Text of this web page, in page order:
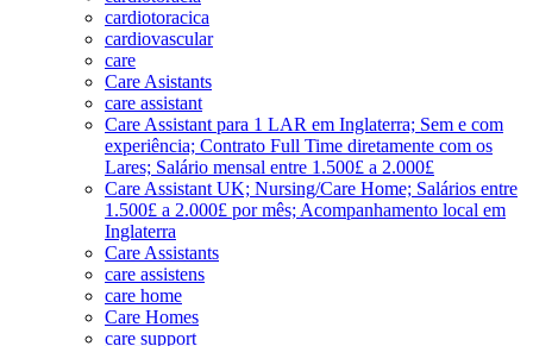
cardiotoracica
cardiovascular
care
Care Asistants
care assistant
Care Assistant para 1 LAR em Inglaterra; Sem e com
experiência; Contrato Full Time diretamente com os
Lares; Salário mensal entre 1.500£ a 2.000£
Care Assistant UK; Nursing/Care Home; Salários entre
1.500£ a 2.000£ por mês; Acompanhamento local em
Inglaterra
Care Assistants
care assistens
care home
Care Homes
care support